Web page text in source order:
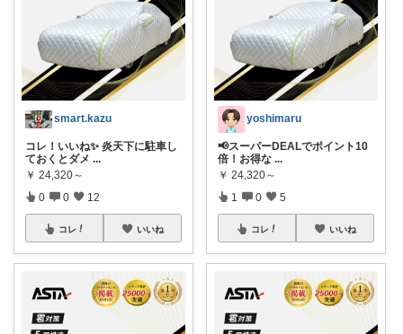
smart.kazu
コレ！いいね✨ 炎天下に駐車し
ておくとダメ ...
￥ 24,320～
0 0 12
コレ いいね
yoshimaru
📢スーパーDEALでポイント10
倍！お得な ...
￥ 24,320～
1 0 5
コレ いいね